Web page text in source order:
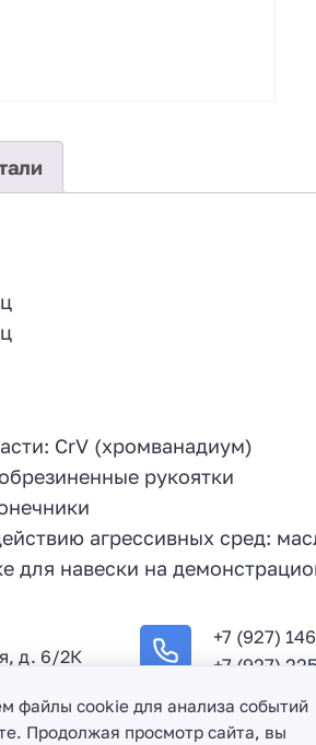
CrV (хромванадиум)
рукоятки
агрессивных сред:
для навески на
д. 6/2К
+7 (927)
+7 (927)
файлы cookie для анализа событий
Продолжая просмотр сайта, вы